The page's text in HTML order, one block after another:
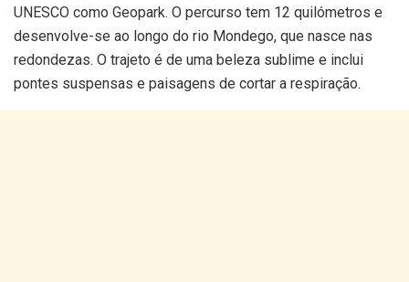
UNESCO como Geopark. O percurso tem 12 quilómetros e
desenvolve-se ao longo do rio Mondego, que nasce nas
redondezas. O trajeto é de uma beleza sublime e inclui
pontes suspensas e paisagens de cortar a respiração.